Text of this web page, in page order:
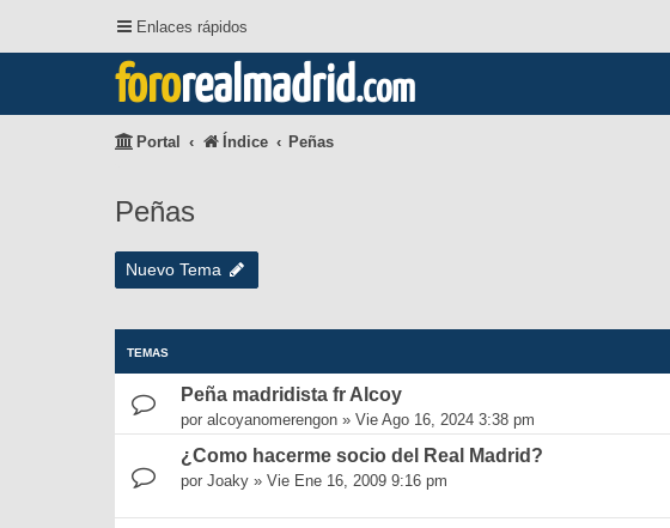
Enlaces rápidos
fororealmadrid.com
Portal Índice Peñas
Peñas
Nuevo Tema
TEMAS
Peña madridista fr Alcoy
por alcoyanomerengon » Vie Ago 16, 2024 3:38 pm
¿Como hacerme socio del Real Madrid?
por Joaky » Vie Ene 16, 2009 9:16 pm